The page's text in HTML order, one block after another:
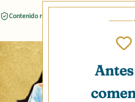
Contenido revisado